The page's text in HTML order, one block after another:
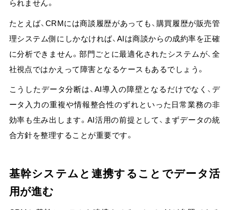
られません。
たとえば、 CRMには商談履歴があっても、購買履歴が販売管
理システム側にしかなければ、AIは商談からの成約率を正確
に分析できません。 部門ごとに最適化されたシステムが、全
社視点ではかえって障害となるケースもあるでしょう。
こうしたデータ分断は、AI導入の障壁となるだけでなく、デ
ータ入力の重複や情報整合性のずれといった日常業務の非
効率も生み出します。AI活用の前提として、まずデータの統
合方針を整理することが重要です。
基幹システムと連携することでデータ活
用が進む